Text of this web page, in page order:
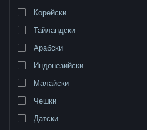
Корейски
Тайландски
Арабски
Индонезийски
Малайски
Чешки
Датски